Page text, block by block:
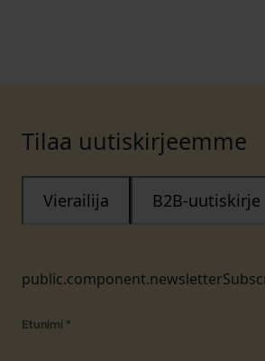
Tilaa uutiskirjeemme
Vierailija B2B-uutiskirje
Etunimi *